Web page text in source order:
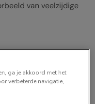
van veelzijdige
ga je akkoord met het
verbeterde navigatie,